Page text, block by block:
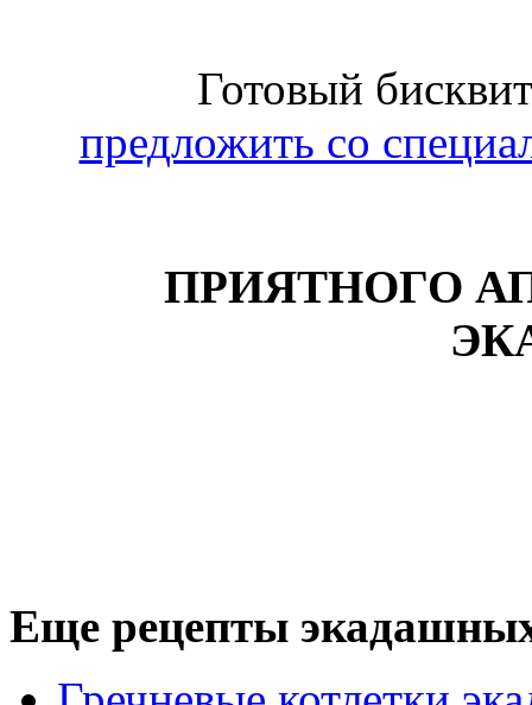
Готовый
предложить со
ПРИЯТНОГО
Еще рецепты